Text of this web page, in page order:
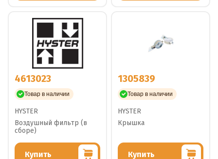
4613023
Товар в наличии
HYSTER
Воздушный фильтр (в
сборе)
Купить
1305839
Товар в наличии
HYSTER
Крышка
Купить